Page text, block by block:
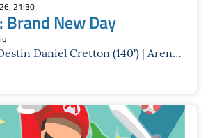
21:30
Brand New Day
Daniel Cretton (140') | Arena